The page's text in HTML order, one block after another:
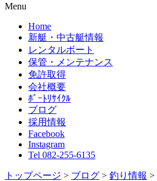
Menu
Home
新艇・中古艇情報
レンタルボート
保管・メンテナンス
免許取得
会社概要
ﾎﾞｰﾄﾘｻｲｸﾙ
ブログ
採用情報
Facebook
Instagram
Tel 082-255-6135
トップページ > ブログ > 釣り情報 >